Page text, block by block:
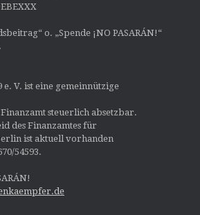
o. „Spende ¡NO PASARÁN!“
e. V. ist eine gemeinnützige
steuerlich absetzbar.
des Finanzamtes für
ist aktuell vorhanden
54593.